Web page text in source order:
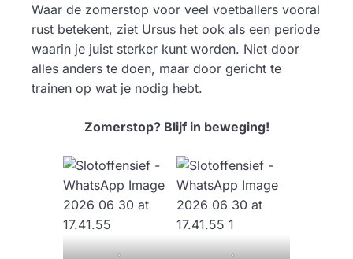
Waar de zomerstop voor veel voetballers vooral
rust betekent, ziet Ursus het ook als een periode
waarin je juist sterker kunt worden. Niet door
alles anders te doen, maar door gericht te
trainen op wat je nodig hebt.
Zomerstop? Blijf in beweging!
. .